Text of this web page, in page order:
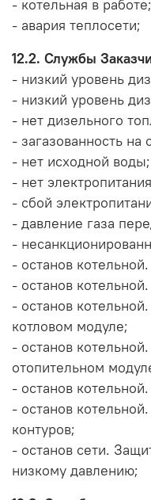
- котельная в работе;
- авария теплосети;
12.2. Службы
- низкий уровень
- низкий уровень
- нет дизельного
- загазованность на
- нет исходной воды;
- нет
- сбой
- давление газа
-
- останов
- останов
- останов
котловом модуле;
- останов
отопительном
- останов
- останов
контуров;
- останов сети.
низкому давлению;